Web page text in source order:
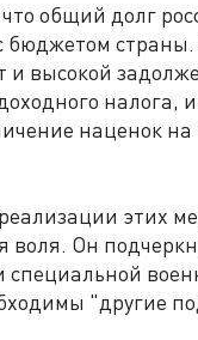
общий долг
бюджетом
и высокой
наценок
этих
воля. Он
специальной
"другие